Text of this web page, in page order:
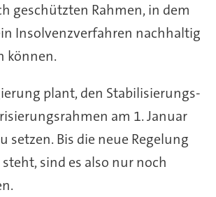
geschützten Rahmen, in dem
Insolvenzverfahren nachhaltig
können.
plant, den Stabilisierungs-
am 1. Januar
setzen. Bis die neue Regelung
sind es also nur noch